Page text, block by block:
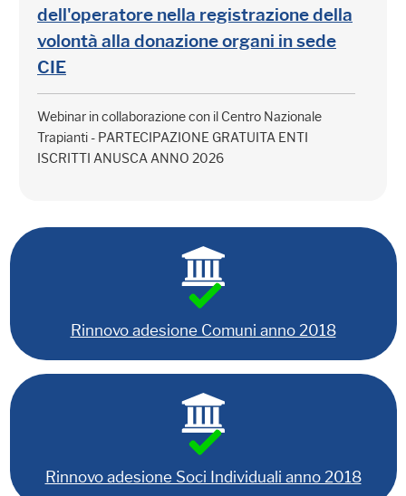
dell'operatore nella registrazione della
volontà alla donazione organi in sede
CIE
Webinar in collaborazione con il Centro Nazionale
Trapianti - PARTECIPAZIONE GRATUITA ENTI
ISCRITTI ANUSCA ANNO 2026
Rinnovo adesione Comuni anno 2018
Rinnovo adesione Soci Individuali anno 2018